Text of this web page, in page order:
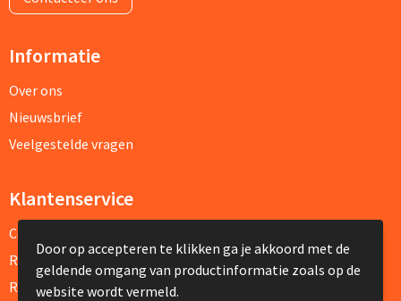
Informatie
Over ons
Nieuwsbrief
Veelgestelde vragen
Klantenservice
Contact
Retourneren
Referenties
Door op accepteren te klikken ga je akkoord met de
geldende omgang van productinformatie zoals op de
website wordt vermeld.